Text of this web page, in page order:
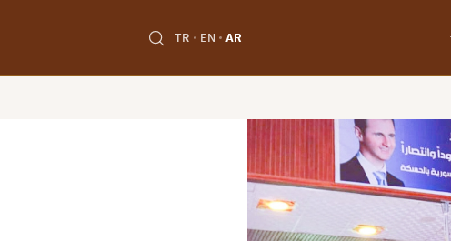
AR
EN
TR